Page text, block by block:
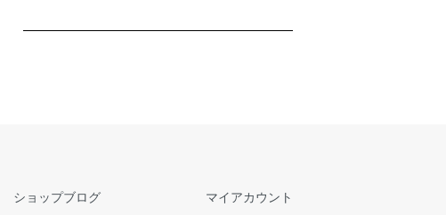
ショップブログ
マイアカウント